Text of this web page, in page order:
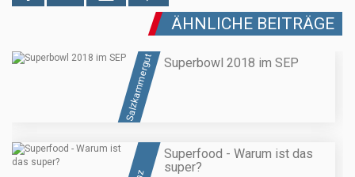
ÄHNLICHE BEITRÄGE
Salzkammergut Superbowl 2018 im SEP
Superfood - Warum ist das
super?